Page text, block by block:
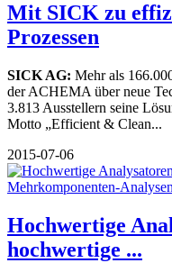
Mit SICK zu
Prozessen
SICK AG: Mehr als
der ACHEMA über neue
3.813 Ausstellern seine
Motto „Efficient & Clean...
2015-07-06
Hochwertige
hochwertige ...